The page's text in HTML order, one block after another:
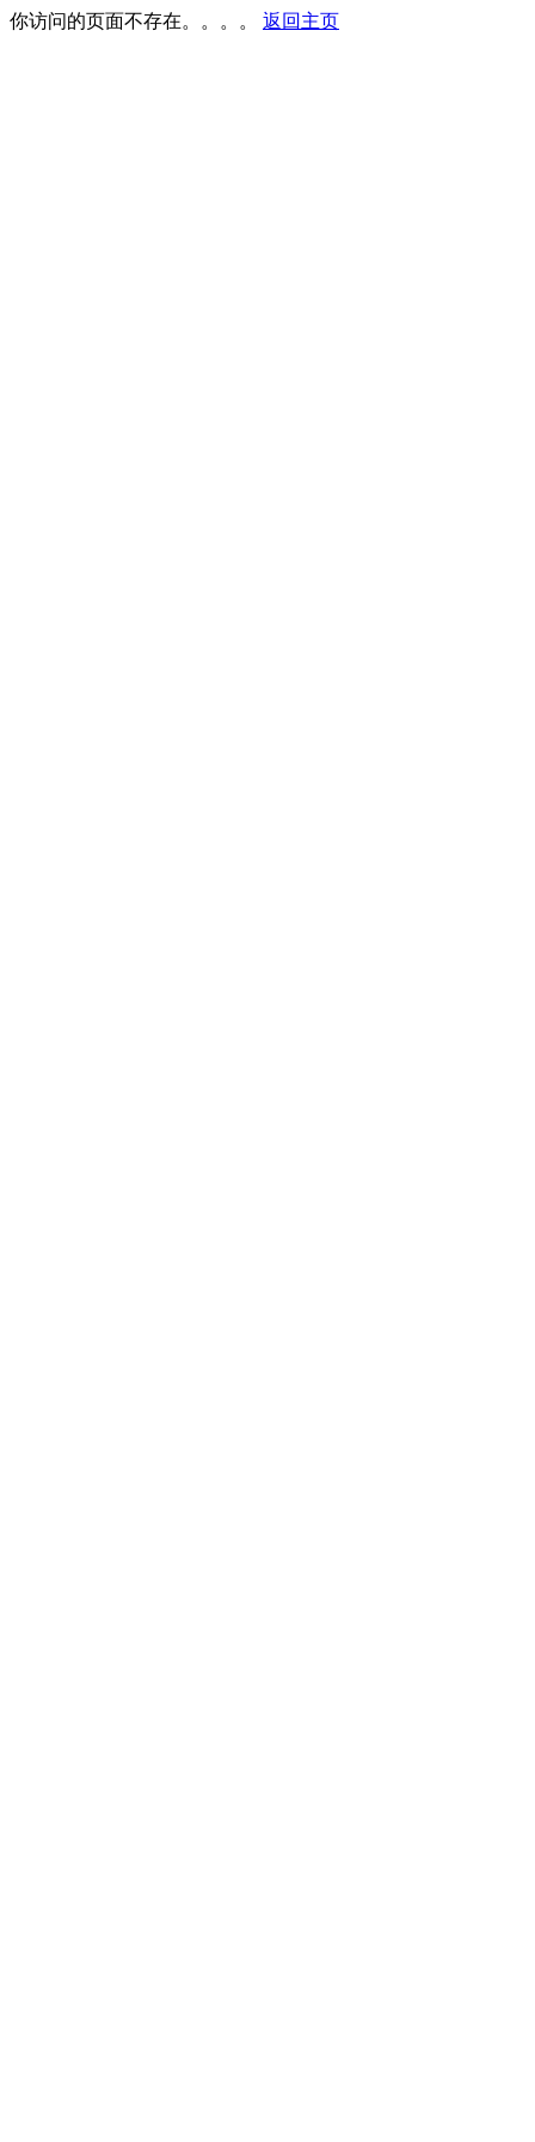
你访问的页面不存在。。。。 返回主页